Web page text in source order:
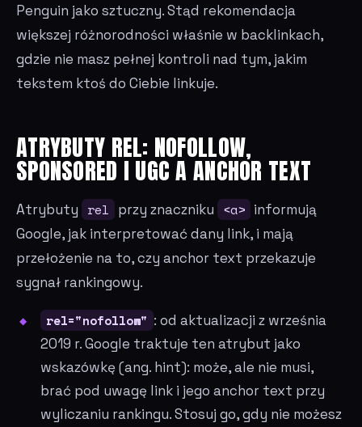
Penguin jako sztuczny. Stąd rekomendacja
większej różnorodności właśnie w backlinkach,
gdzie nie masz pełnej kontroli nad tym, jakim
tekstem ktoś do Ciebie linkuje.
ATRYBUTY REL: NOFOLLOW,
SPONSORED I UGC A ANCHOR TEXT
Atrybuty rel przy znaczniku <a> informują
Google, jak interpretować dany link, i mają
przełożenie na to, czy anchor text przekazuje
sygnał rankingowy.
rel="nofollow" : od aktualizacji z września
2019 r. Google traktuje ten atrybut jako
wskazówkę (ang. hint): może, ale nie musi,
brać pod uwagę link i jego anchor text przy
wyliczaniu rankingu. Stosuj go, gdy nie możesz